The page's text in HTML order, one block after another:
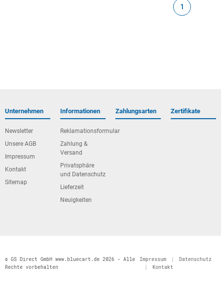
1
Unternehmen
Newsletter
Unsere AGB
Impressum
Kontakt
Sitemap
Informationen
Reklamationsformular
Zahlung &
Versand
Privatsphäre
und Datenschutz
Lieferzeit
Neuigkeiten
Zahlungsarten Zertifikate
© GS Direct GmbH www.bluecart.de 2026 - Alle
Rechte vorbehalten
Impressum |
Datenschutz
|
Kontakt